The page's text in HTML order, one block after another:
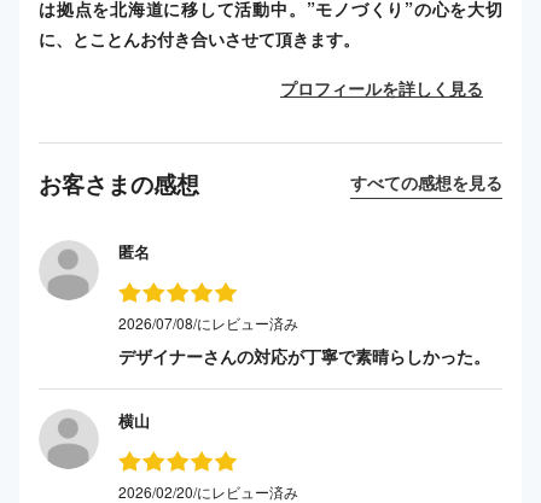
は拠点を北海道に移して活動中。”モノづくり”の心を大切
に、とことんお付き合いさせて頂きます。
プロフィールを詳しく見る
お客さまの感想 すべての感想を見る
匿名
2026/07/08/にレビュー済み
デザイナーさんの対応が丁寧で素晴らしかった。
横山
2026/02/20/にレビュー済み